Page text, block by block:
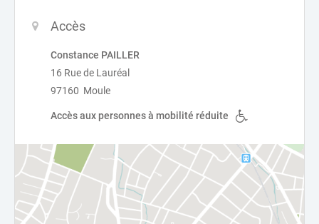
Accès
Constance PAILLER
16 Rue de Lauréal
97160 Moule
Accès aux personnes à mobilité réduite